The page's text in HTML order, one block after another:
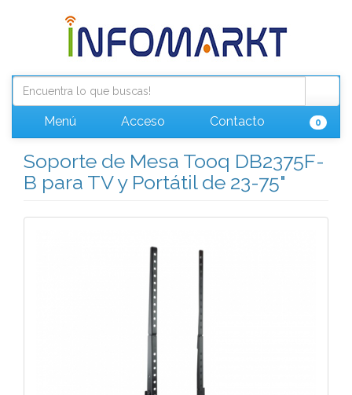
Menú Acceso Contacto 0
Soporte de Mesa Tooq DB2375F-
B para TV y Portátil de 23-75"